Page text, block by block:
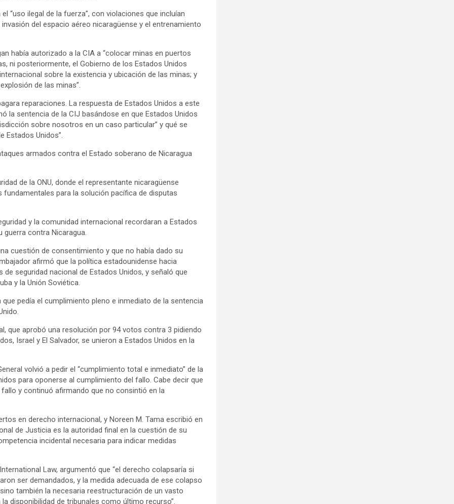
“uso ilegal de la fuerza”, con violaciones que incluían
del espacio aéreo nicaragüense y el entrenamiento
había autorizado a la CIA a “colocar minas en puertos
ni posteriormente, el Gobierno de los Estados Unidos
sobre la existencia y ubicación de las minas; y
de las minas”.
reparaciones. La respuesta de Estados Unidos a este
la sentencia de la CIJ basándose en que Estados Unidos
sobre nosotros en un caso particular” y qué se
Estados Unidos”.
armados contra el Estado soberano de Nicaragua
de la ONU, donde el representante nicaragüense
para la solución pacífica de disputas
y la comunidad internacional recordaran a Estados
contra Nicaragua.
cuestión de consentimiento y que no había dado su
afirmó que la política estadounidense hacia
seguridad nacional de Estados Unidos, y señaló que
y la Unión Soviética.
pedía el cumplimiento pleno e inmediato de la sentencia
que aprobó una resolución por 94 votos contra 3 pidiendo
Israel y El Salvador, se unieron a Estados Unidos en la
volvió a pedir el “cumplimiento total e inmediato” de la
para oponerse al cumplimiento del fallo. Cabe decir que
y continuó afirmando que no consintió en la
en derecho internacional, y Noreen M. Tama escribió en
de Justicia es la autoridad final en la cuestión de su
incidental necesaria para indicar medidas
Law, argumentó que “el derecho colapsaría si
ser demandados, y la medida adecuada de ese colapso
también la necesaria reestructuración de un vasto
disponibilidad de tribunales como último recurso”.